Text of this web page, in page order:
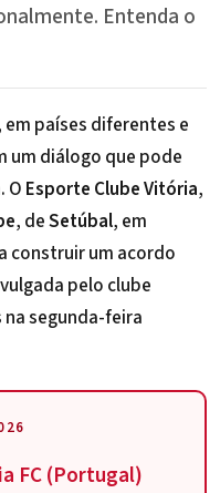
Entenda o
países diferentes e
um diálogo que pode
OEsporte Clube Vitória,
, deSetúbal, em
construir um acordo
pelo clube
segunda-feira
FC (Portugal)